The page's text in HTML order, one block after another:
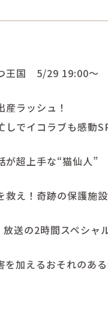
王国 5/29 19:00〜
ラッシュ！
しでイコラブも感動
超上手な“猫仙人”
え！奇跡の保護施
送の2時間スペシャ
を加えるおそれのあ